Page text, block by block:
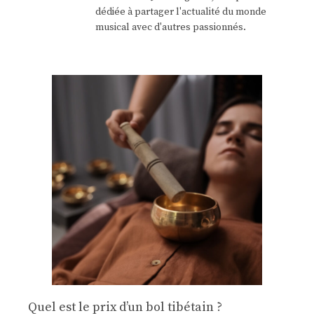
dédiée à partager l'actualité du monde
musical avec d'autres passionnés.
Quel est le prix d’un bol tibétain ?